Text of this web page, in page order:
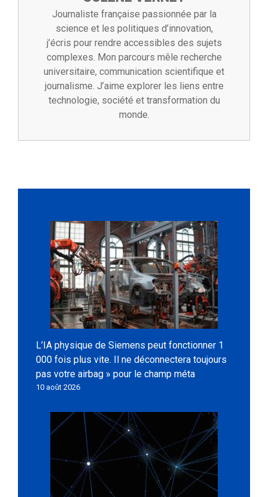
Journaliste française passionnée par la
science et les politiques d’innovation,
j’écris pour rendre accessibles des sujets
complexes. Mon parcours mêle recherche
universitaire, communication scientifique et
journalisme. J’aime explorer les liens entre
technologie, société et transformation du
monde.
L’IA physique de Siemens peut fonctionner 1
000 fois plus vite. Il ne déconnectera toujours
pas votre airbag » pour le champ méta
10 août 2026